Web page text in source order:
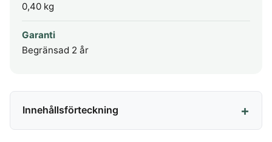
0,40 kg
Garanti
Begränsad 2 år
Innehållsförteckning